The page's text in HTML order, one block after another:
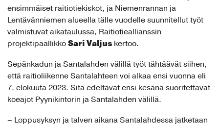
ensimmäiset raitiotiekiskot, ja Niemenrannan ja
Lentävänniemen alueella tälle vuodelle suunnitellut työt
valmistuvat aikataulussa, Raitiotieallianssin
projektipäällikkö Sari Valjus kertoo.
Sepänkadun ja Santalahden välillä työt tähtäävät siihen,
että raitioliikenne Santalahteen voi alkaa ensi vuonna eli
7. elokuuta 2023. Sitä edeltävät ensi kesänä suoritettavat
koeajot Pyynikintorin ja Santalahden välillä.
– Loppusyksyn ja talven aikana Santalahdessa jatketaan